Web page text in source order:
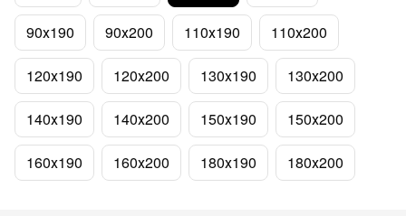
90х190 90х200 110х190 110х200
120х190 120х200 130х190 130х200
140х190 140х200 150х190 150х200
160х190 160х200 180х190 180х200